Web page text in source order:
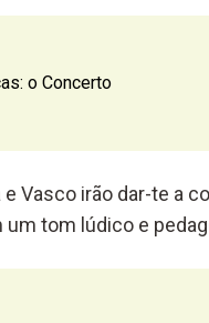
o Concerto
Vasco irão dar-te a
tom lúdico e